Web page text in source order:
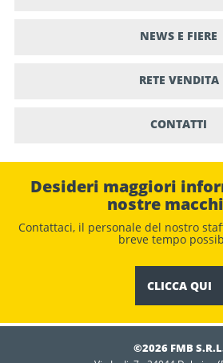
NEWS E FIERE
RETE VENDITA
CONTATTI
Desideri maggiori
nostre
Contattaci, il personale del nostro
breve tempo
CLICCA QUI
©2026 FMB